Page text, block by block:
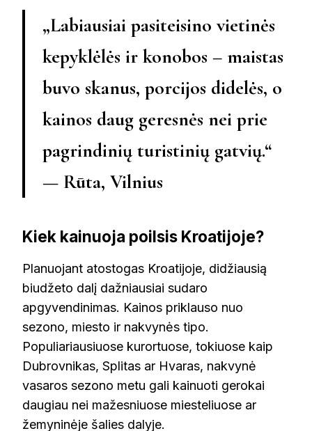
„Labiausiai pasiteisino vietinės
kepyklėlės ir konobos – maistas
buvo skanus, porcijos didelės, o
kainos daug geresnės nei prie
pagrindinių turistinių gatvių.“
— Rūta, Vilnius
Kiek kainuoja poilsis Kroatijoje?
Planuojant atostogas Kroatijoje, didžiausią
biudžeto dalį dažniausiai sudaro
apgyvendinimas. Kainos priklauso nuo
sezono, miesto ir nakvynės tipo.
Populiariausiuose kurortuose, tokiuose kaip
Dubrovnikas, Splitas ar Hvaras, nakvynė
vasaros sezono metu gali kainuoti gerokai
daugiau nei mažesniuose miesteliuose ar
žemyninėje šalies dalyje.